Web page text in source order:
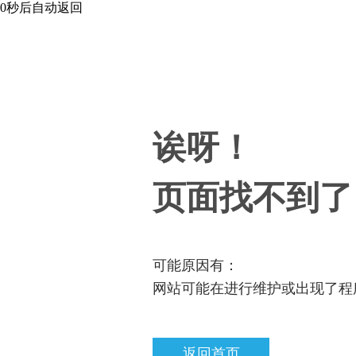
0秒后自动返回
诶呀！
页面找不到了
可能原因有：
网站可能在进行维护或出现了